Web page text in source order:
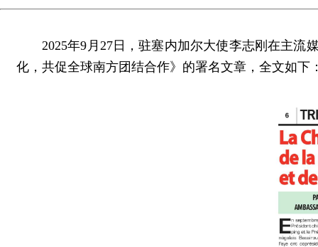
2025年9月27日，驻塞内加尔大使李志刚在主
化，共促全球南方团结合作》的署名文章，全文如下